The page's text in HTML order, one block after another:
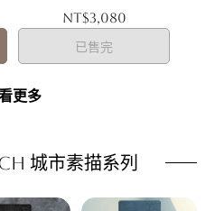
NT$3,080
已售完
更多
城市素描系列